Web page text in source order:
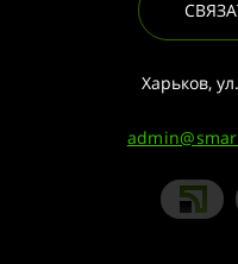
Харьков,